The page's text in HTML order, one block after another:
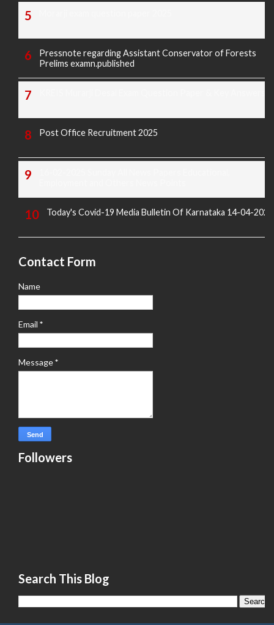
Pressnote regarding Assistant Conservator of Forests
Prelims examn.published
Post Office Recruitment 2025
Today's Covid-19 Media Bulletin Of Karnataka 14-04-2022
Contact Form
Name
Email *
Message*
Followers
Search This Blog